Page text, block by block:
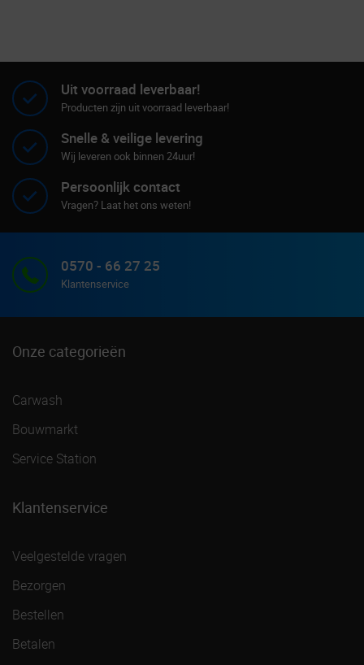
Uit voorraad leverbaar!
Producten zijn uit voorraad leverbaar!
Snelle & veilige levering
Wij leveren ook binnen 24uur!
Persoonlijk contact
Vragen? Laat het ons weten!
0570 - 66 27 25
Klantenservice
Onze categorieën
Carwash
Bouwmarkt
Service Station
Klantenservice
Veelgestelde vragen
Bezorgen
Bestellen
Betalen